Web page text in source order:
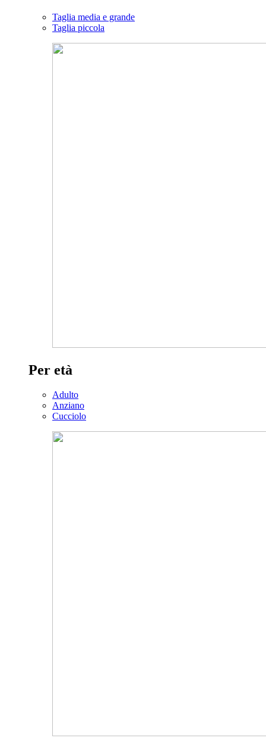
Taglia media e grande
Taglia piccola
Per età
Adulto
Anziano
Cucciolo